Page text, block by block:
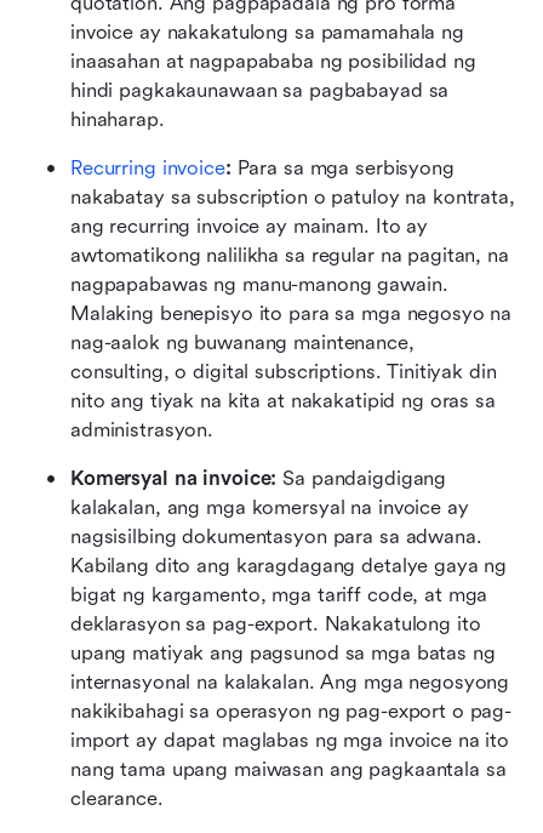
invoice ay nakakatulong sa pamamahala ng
inaasahan at nagpapababa ng posibilidad ng
hindi pagkakaunawaan sa pagbabayad sa
hinaharap.
Recurring invoice: Para sa mga serbisyong
nakabatay sa subscription o patuloy na kontrata,
ang recurring invoice ay mainam. Ito ay
awtomatikong nalilikha sa regular na pagitan, na
nagpapabawas ng manu-manong gawain.
Malaking benepisyo ito para sa mga negosyo na
nag-aalok ng buwanang maintenance,
consulting, o digital subscriptions. Tinitiyak din
nito ang tiyak na kita at nakakatipid ng oras sa
administrasyon.
Komersyal na invoice: Sa pandaigdigang
kalakalan, ang mga komersyal na invoice ay
nagsisilbing dokumentasyon para sa adwana.
Kabilang dito ang karagdagang detalye gaya ng
bigat ng kargamento, mga tariff code, at mga
deklarasyon sa pag-export. Nakakatulong ito
upang matiyak ang pagsunod sa mga batas ng
internasyonal na kalakalan. Ang mga negosyong
nakikibahagi sa operasyon ng pag-export o pag-
import ay dapat maglabas ng mga invoice na ito
nang tama upang maiwasan ang pagkaantala sa
clearance.